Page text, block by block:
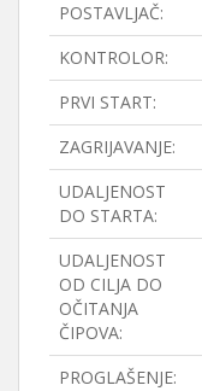
POSTAVLJAČ:
KONTROLOR:
PRVI START:
ZAGRIJAVANJE:
UDALJENOST
DO STARTA:
UDALJENOST
OD CILJA DO
OČITANJA
ČIPOVA:
PROGLAŠENJE: